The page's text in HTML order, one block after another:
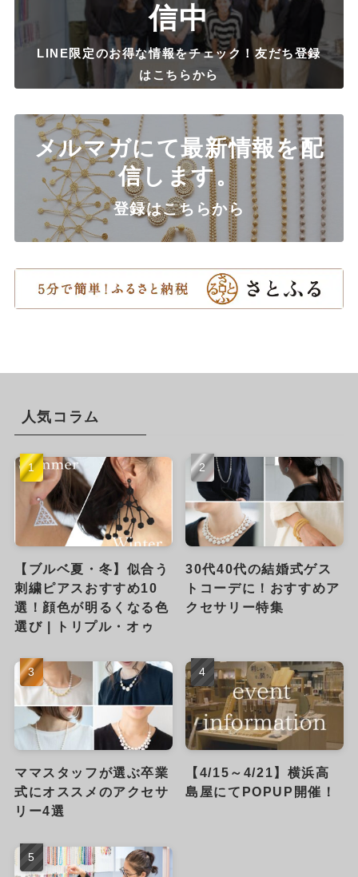
信中
LINE限定のお得な情報をチェック！友だち登録
はこちらから
メルマガにて最新情報を配
信します。
登録はこちらから
人気コラム
【ブルベ夏・冬】似合う
刺繍ピアスおすすめ10
選！顔色が明るくなる色
選び | トリプル・オゥ
30代40代の結婚式ゲス
トコーデに！おすすめア
クセサリー特集
ママスタッフが選ぶ卒業
式にオススメのアクセサ
リー4選
【4/15～4/21】横浜高
島屋にてPOPUP開催！